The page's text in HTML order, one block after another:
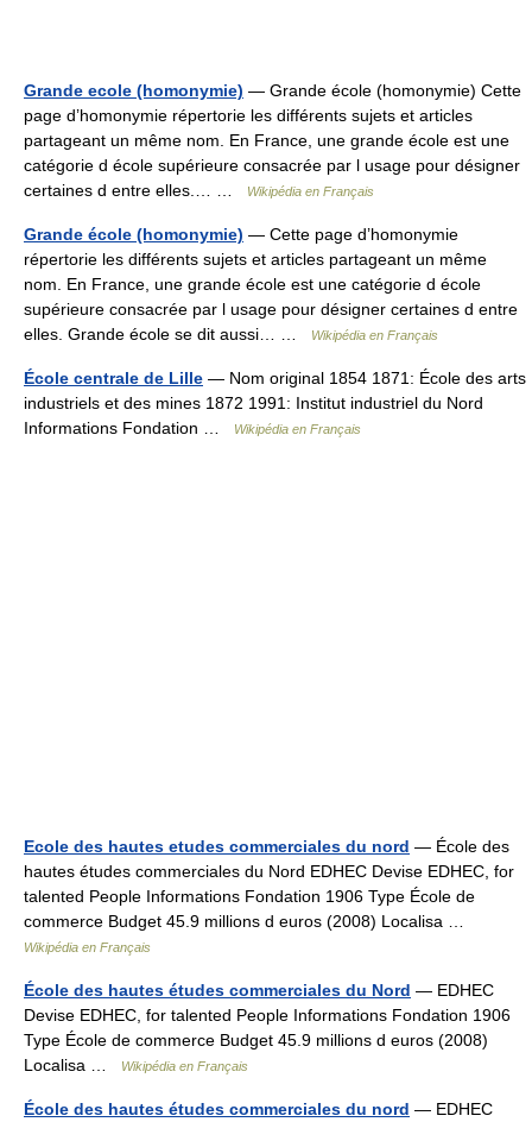
Grande ecole (homonymie) — Grande école (homonymie) Cette
page d’homonymie répertorie les différents sujets et articles
partageant un même nom. En France, une grande école est une
catégorie d école supérieure consacrée par l usage pour désigner
certaines d entre elles.… …
Wikipédia en Français
Grande école (homonymie) — Cette page d’homonymie
répertorie les différents sujets et articles partageant un même
nom. En France, une grande école est une catégorie d école
supérieure consacrée par l usage pour désigner certaines d entre
elles. Grande école se dit aussi… …
Wikipédia en Français
École centrale de Lille — Nom original 1854 1871: École des arts
industriels et des mines 1872 1991: Institut industriel du Nord
Informations Fondation …
Wikipédia en Français
Ecole des hautes etudes commerciales du nord — École des
hautes études commerciales du Nord EDHEC Devise EDHEC, for
talented People Informations Fondation 1906 Type École de
commerce Budget 45.9 millions d euros (2008) Localisa …
Wikipédia en Français
École des hautes études commerciales du Nord — EDHEC
Devise EDHEC, for talented People Informations Fondation 1906
Type École de commerce Budget 45.9 millions d euros (2008)
Localisa …
Wikipédia en Français
École des hautes études commerciales du nord — EDHEC